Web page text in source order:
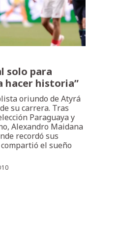
solo para
hacer historia”
oriundo de Atyrá
su carrera. Tras
Paraguaya y
Alexandro Maidana
recordó sus
el sueño